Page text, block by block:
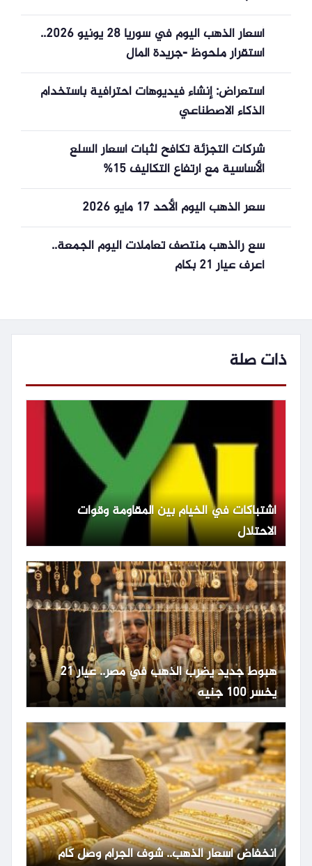
أسعار الذهب اليوم في سوريا 28 يونيو 2026..
استقرار ملحوظ -جريدة المال
استعراض: إنشاء فيديوهات احترافية باستخدام
الذكاء الاصطناعي
شركات التجزئة تكافح لثبات أسعار السلع
الأساسية مع ارتفاع التكاليف 15%
سعر الذهب اليوم الأحد 17 مايو 2026
سع رالذهب منتصف تعاملات اليوم الجمعة..
أعرف عيار 21 بكام
ذات صلة
اشتباكات في الخيام بين المقاومة وقوات
الاحتلال
هبوط جديد يضرب الذهب في مصر.. عيار 21
يخسر 100 جنيه
انخفاض أسعار الذهب.. شوف الجرام وصل كام